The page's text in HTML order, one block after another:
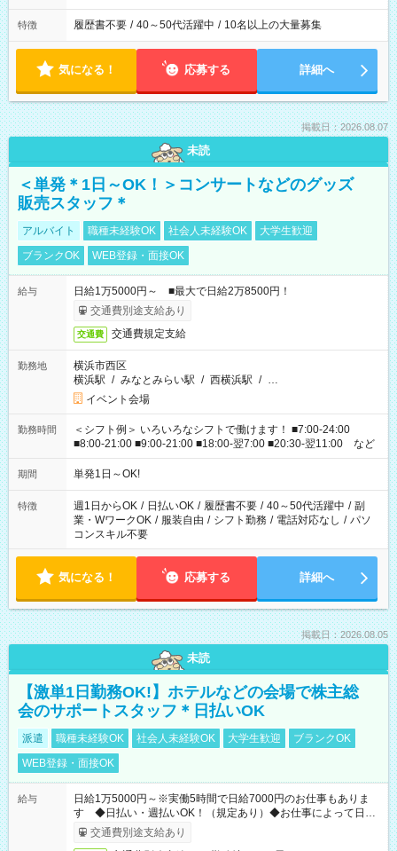
特徴 履歴書不要 / 40～50代活躍中 / 10名以上の大量募集
気になる！ 応募する 詳細へ
掲載日：2026.08.07
未読
＜単発＊1日～OK！＞コンサートなどのグッズ
販売スタッフ＊
アルバイト 職種未経験OK 社会人未経験OK
大学生歓迎
ブランクOK
WEB登録・面接OK
給与
日給1万5000円～ ■最大で日給2万8500円！
交通費別途支給あり
交通費 交通費規定支給
勤務地
横浜市西区
横浜駅 / みなとみらい駅 / 西横浜駅 / …
イベント会場
勤務時間
＜シフト例＞ いろいろなシフトで働けます！ ■7:00-24:00
■8:00-21:00 ■9:00-21:00 ■18:00-翌7:00 ■20:30-翌11:00 など
期間 単発1日～OK!
特徴 週1日からOK / 日払いOK / 履歴書不要 / 40～50代活躍中 / 副
業・WワークOK / 服装自由 / シフト勤務 / 電話対応なし / パソ
コンスキル不要
気になる！ 応募する 詳細へ
掲載日：2026.08.05
未読
【激単1日勤務OK!】ホテルなどの会場で株主総
会のサポートスタッフ＊日払いOK
派遣 職種未経験OK 社会人未経験OK 大学生歓迎
ブランクOK
WEB登録・面接OK
給与
日給1万5000円～※実働5時間で日給7000円のお仕事もありま
す ◆日払い・週払いOK！（規定あり）◆お仕事によって日給
も異なります
交通費別途支給あり